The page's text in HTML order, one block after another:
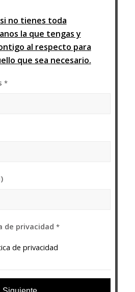
no tienes toda
la que tengas y
al respecto para
que sea necesario.
*
de privacidad *
de privacidad